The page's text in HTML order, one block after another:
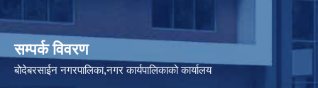
सम्पर्क विवरण
बोदेबरसाईन नगरपालिका,नगर कार्यपालिकाको कार्यालय